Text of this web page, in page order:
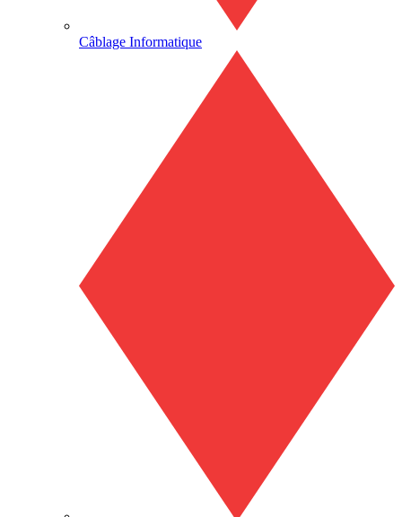
Câblage Informatique